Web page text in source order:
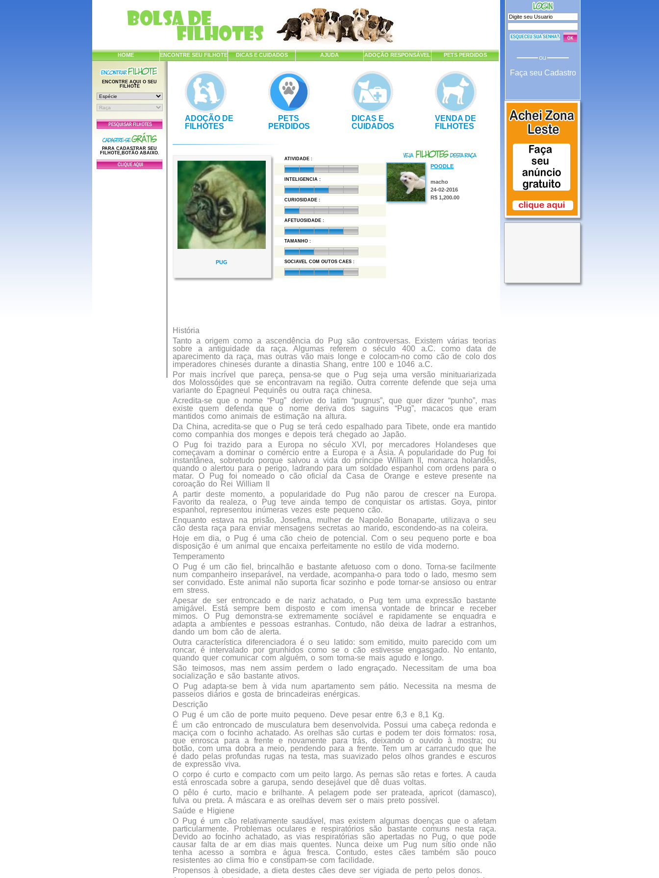
HOME ENCONTRE SEU FILHOTE DICAS E CUIDADOS AJUDA ADOÇÃO RESPONSÁVEL PETS PERDIDOS
ENCONTRE AQUI O SEU
FILHOTE
PARA CADASTRAR SEU
FILHOTE,BOTÃO ABAIXO.
ADOÇÃO DE
FILHOTES
PETS
PERDIDOS
DICAS E
CUIDADOS
VENDA DE
FILHOTES
PUG
ATIVIDADE :
INTELIGENCIA :
CURIOSIDADE :
AFETUOSIDADE :
TAMANHO :
SOCIAVEL COM OUTOS CAES :
História
Tanto a origem como a ascendência do Pug são controversas. Existem várias teorias
sobre a antiguidade da raça. Algumas referem o século 400 a.C. como data de
aparecimento da raça, mas outras vão mais longe e colocam-no como cão de colo dos
imperadores chineses durante a dinastia Shang, entre 100 e 1046 a.C.
Por mais incrível que pareça, pensa-se que o Pug seja uma versão minituariarizada
dos Molossóides que se encontravam na região. Outra corrente defende que seja uma
variante do Épagneul Pequinês ou outra raça chinesa.
Acredita-se que o nome “Pug” derive do latim “pugnus”, que quer dizer “punho”, mas
existe quem defenda que o nome deriva dos saguins “Pug”, macacos que eram
mantidos como animais de estimação na altura.
Da China, acredita-se que o Pug se terá cedo espalhado para Tibete, onde era mantido
como companhia dos monges e depois terá chegado ao Japão.
O Pug foi trazido para a Europa no século XVI, por mercadores Holandeses que
começavam a dominar o comércio entre a Europa e a Ásia. A popularidade do Pug foi
instantânea, sobretudo porque salvou a vida do príncipe William II, monarca holandês,
quando o alertou para o perigo, ladrando para um soldado espanhol com ordens para o
matar. O Pug foi nomeado o cão oficial da Casa de Orange e esteve presente na
coroação do Rei William II
A partir deste momento, a popularidade do Pug não parou de crescer na Europa.
Favorito da realeza, o Pug teve ainda tempo de conquistar os artistas. Goya, pintor
espanhol, representou inúmeras vezes este pequeno cão.
Enquanto estava na prisão, Josefina, mulher de Napoleão Bonaparte, utilizava o seu
cão desta raça para enviar mensagens secretas ao marido, escondendo-as na coleira.
Hoje em dia, o Pug é uma cão cheio de potencial. Com o seu pequeno porte e boa
disposição é um animal que encaixa perfeitamente no estilo de vida moderno.
Temperamento
O Pug é um cão fiel, brincalhão e bastante afetuoso com o dono. Torna-se facilmente
num companheiro inseparável, na verdade, acompanha-o para todo o lado, mesmo sem
ser convidado. Este animal não suporta ficar sozinho e pode tornar-se ansioso ou entrar
em stress.
Apesar de ser entroncado e de nariz achatado, o Pug tem uma expressão bastante
amigável. Está sempre bem disposto e com imensa vontade de brincar e receber
mimos. O Pug demonstra-se extremamente sociável e rapidamente se enquadra e
adapta a ambientes e pessoas estranhas. Contudo, não deixa de ladrar a estranhos,
dando um bom cão de alerta.
Outra característica diferenciadora é o seu latido: som emitido, muito parecido com um
roncar, é intervalado por grunhidos como se o cão estivesse engasgado. No entanto,
quando quer comunicar com alguém, o som torna-se mais agudo e longo.
São teimosos, mas nem assim perdem o lado engraçado. Necessitam de uma boa
socialização e são bastante ativos.
O Pug adapta-se bem à vida num apartamento sem pátio. Necessita na mesma de
passeios diários e gosta de brincadeiras enérgicas.
Descrição
O Pug é um cão de porte muito pequeno. Deve pesar entre 6,3 e 8,1 Kg.
É um cão entroncado de musculatura bem desenvolvida. Possui uma cabeça redonda e
maciça com o focinho achatado. As orelhas são curtas e podem ter dois formatos: rosa,
que enrosca para a frente e novamente para trás, deixando o ouvido à mostra; ou
botão, com uma dobra a meio, pendendo para a frente. Tem um ar carrancudo que lhe
é dado pelas profundas rugas na testa, mas suavizado pelos olhos grandes e escuros
de expressão viva.
O corpo é curto e compacto com um peito largo. As pernas são retas e fortes. A cauda
está enroscada sobre a garupa, sendo desejável que dê duas voltas.
O pêlo é curto, macio e brilhante. A pelagem pode ser prateada, apricot (damasco),
fulva ou preta. A máscara e as orelhas devem ser o mais preto possível.
Saúde e Higiene
O Pug é um cão relativamente saudável, mas existem algumas doenças que o afetam
particularmente. Problemas oculares e respiratórios são bastante comuns nesta raça.
Devido ao focinho achatado, as vias respiratórias são apertadas no Pug, o que pode
causar falta de ar em dias mais quentes. Nunca deixe um Pug num sítio onde não
tenha acesso a sombra e água fresca. Contudo, estes cães também são pouco
resistentes ao clima frio e constipam-se com facilidade.
Propensos à obesidade, a dieta destes cães deve ser vigiada de perto pelos donos.
POODLE
macho
24-02-2016
R$ 1,200.00
Faça seu Cadastro